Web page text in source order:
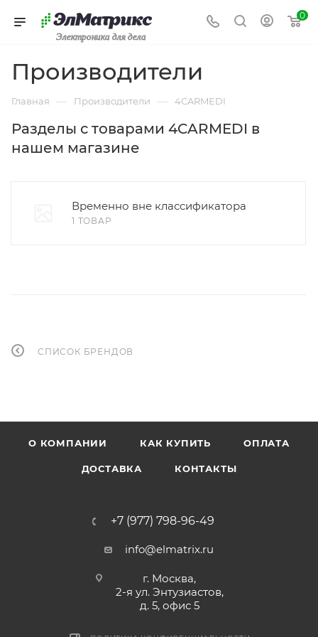
Электроника для дела
0
Производители
Главная — Производители — 4CARMEDI
Разделы с товарами 4CARMEDI в
нашем магазине
Временно вне классификатора
1 ТОВАР
СПИСОК БРЕНДОВ
О КОМПАНИИ КАК КУПИТЬ ОПЛАТА
ДОСТАВКА КОНТАКТЫ
+7 (977) 798-96-49
info@elmatrix.ru
г. Москва,
2-я ул. Энтузиастов,
д. 5, офис 5